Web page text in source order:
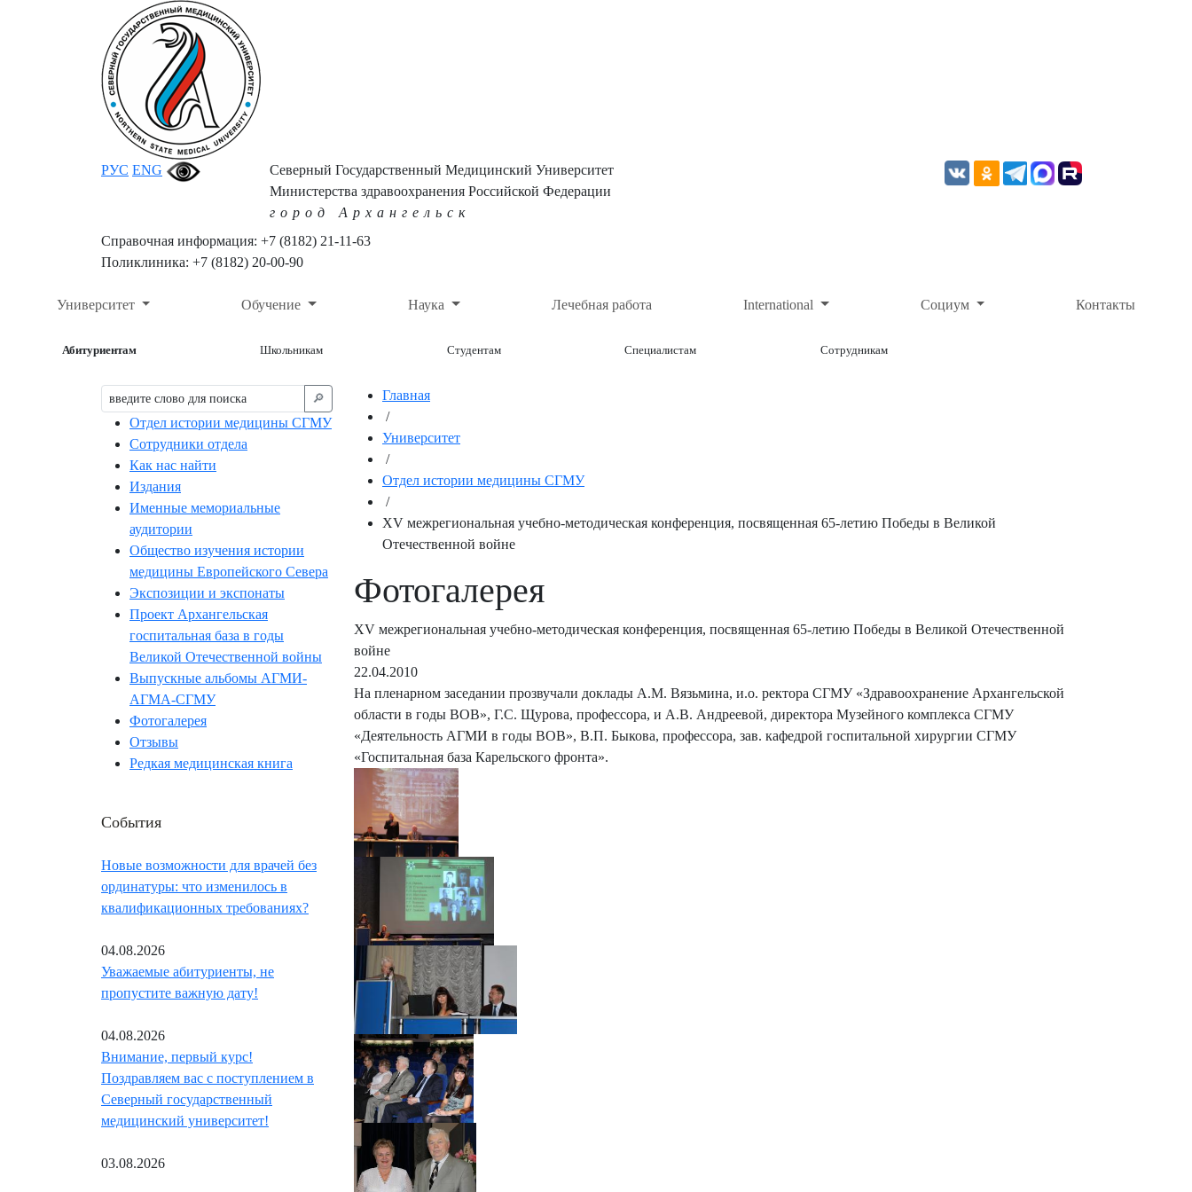
РУС ENG
Северный Государственный Медицинский Университет
Министерства здравоохранения Российской Федерации
город Архангельск
Справочная информация: +7 (8182) 21-11-63
Поликлиника: +7 (8182) 20-00-90
Университет Обучение Наука Лечебная работа International Социум Контакты
Абитуриентам Школьникам Студентам Специалистам Сотрудникам
🔎︎
Отдел истории медицины СГМУ
Сотрудники отдела
Как нас найти
Издания
Именные мемориальные
аудитории
Общество изучения истории
медицины Европейского Севера
Экспозиции и экспонаты
Проект Архангельская
госпитальная база в годы
Великой Отечественной войны
Выпускные альбомы АГМИ-
АГМА-СГМУ
Фотогалерея
Отзывы
Редкая медицинская книга
События
Новые возможности для врачей без
ординатуры: что изменилось в
квалификационных требованиях?
04.08.2026
Уважаемые абитуриенты, не
пропустите важную дату!
04.08.2026
Внимание, первый курс!
Поздравляем вас с поступлением в
Северный государственный
медицинский университет!
03.08.2026
Главная
/
Университет
/
Отдел истории медицины СГМУ
/
XV межрегиональная учебно-методическая конференция, посвященная 65-летию Победы в Великой
Отечественной войне
Фотогалерея
XV межрегиональная учебно-методическая конференция, посвященная 65-летию Победы в Великой Отечественной
войне
22.04.2010
На пленарном заседании прозвучали доклады А.М. Вязьмина, и.о. ректора СГМУ «Здравоохранение Архангельской
области в годы ВОВ», Г.С. Щурова, профессора, и А.В. Андреевой, директора Музейного комплекса СГМУ
«Деятельность АГМИ в годы ВОВ», В.П. Быкова, профессора, зав. кафедрой госпитальной хирургии СГМУ
«Госпитальная база Карельского фронта».